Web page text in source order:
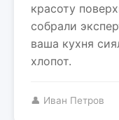
красоту
собрали
ваша кухня
хлопот.
👤 Иван Петров